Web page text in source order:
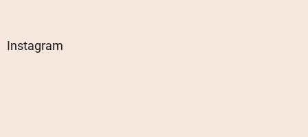
Instagram